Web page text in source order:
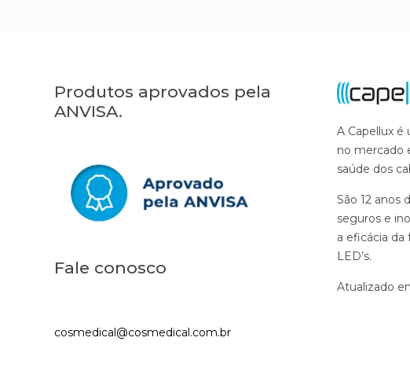
Produtos aprovados pela
ANVISA.
Fale conosco
cosmedical@cosmedical.com.br
A Capellux é
no mercado
saúde dos
São 12 anos
seguros e
a eficácia
LED’s.
Atualizado